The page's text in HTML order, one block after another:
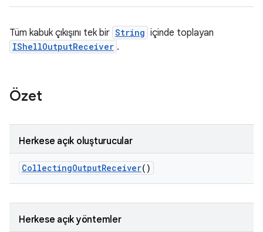
Tüm kabuk çıkışını tek bir String içinde toplayan
IShellOutputReceiver .
Özet
Herkese açık oluşturucular
CollectingOutputReceiver()
Herkese açık yöntemler